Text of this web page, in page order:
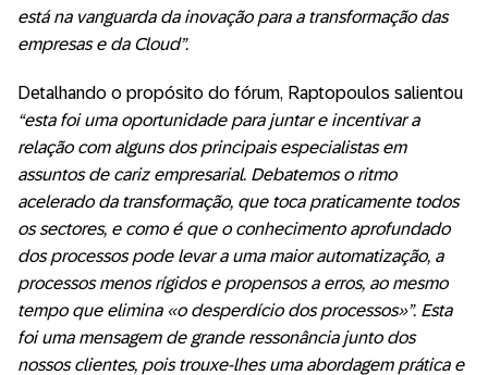
está na vanguarda da inovação para a transformação das
empresas e da Cloud”.
Detalhando o propósito do fórum, Raptopoulos salientou
“esta foi uma oportunidade para juntar e incentivar a
relação com alguns dos principais especialistas em
assuntos de cariz empresarial. Debatemos o ritmo
acelerado da transformação, que toca praticamente todos
os sectores, e como é que o conhecimento aprofundado
dos processos pode levar a uma maior automatização, a
processos menos rígidos e propensos a erros, ao mesmo
tempo que elimina «o desperdício dos processos»”. Esta
foi uma mensagem de grande ressonância junto dos
nossos clientes, pois trouxe-lhes uma abordagem prática e